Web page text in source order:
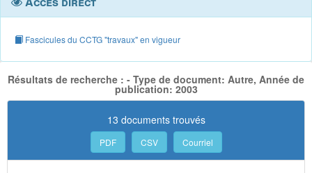
Fascicules du CCTG "travaux" en vigueur
Résultats de recherche : - Type de document: Autre, Année de
publication: 2003
13 documents trouvés
PDF CSV Courriel